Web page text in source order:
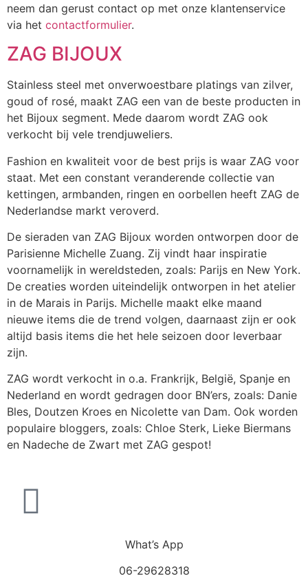
neem dan gerust contact op met onze klantenservice
via het contactformulier.
ZAG BIJOUX
Stainless steel met onverwoestbare platings van zilver,
goud of rosé, maakt ZAG een van de beste producten in
het Bijoux segment. Mede daarom wordt ZAG ook
verkocht bij vele trendjuweliers.
Fashion en kwaliteit voor de best prijs is waar ZAG voor
staat. Met een constant veranderende collectie van
kettingen, armbanden, ringen en oorbellen heeft ZAG de
Nederlandse markt veroverd.
De sieraden van ZAG Bijoux worden ontworpen door de
Parisienne Michelle Zuang. Zij vindt haar inspiratie
voornamelijk in wereldsteden, zoals: Parijs en New York.
De creaties worden uiteindelijk ontworpen in het atelier
in de Marais in Parijs. Michelle maakt elke maand
nieuwe items die de trend volgen, daarnaast zijn er ook
altijd basis items die het hele seizoen door leverbaar
zijn.
ZAG wordt verkocht in o.a. Frankrijk, België, Spanje en
Nederland en wordt gedragen door BN’ers, zoals: Danie
Bles, Doutzen Kroes en Nicolette van Dam. Ook worden
populaire bloggers, zoals: Chloe Sterk, Lieke Biermans
en Nadeche de Zwart met ZAG gespot!
What’s App
06-29628318